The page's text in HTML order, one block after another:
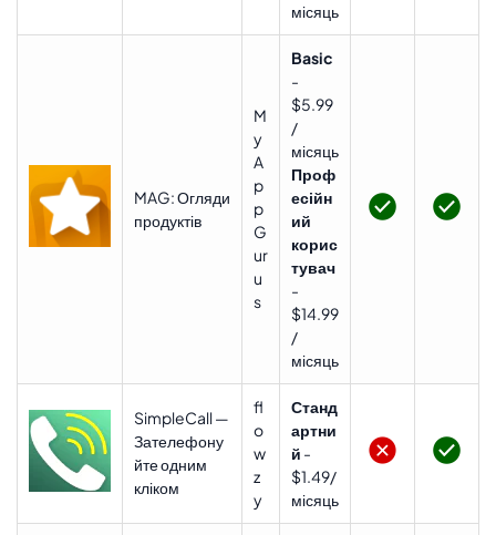
місяць
MAG: Огляди
продуктів
M
y
A
p
p
G
ur
u
s
Basic
-
$5.99
/
місяць
Проф
есійн
ий
корис
тувач
-
$14.99
/
місяць
SimpleCall —
Зателефону
йте одним
кліком
fl
o
w
z
y
Станд
артни
й -
$1.49/
місяць